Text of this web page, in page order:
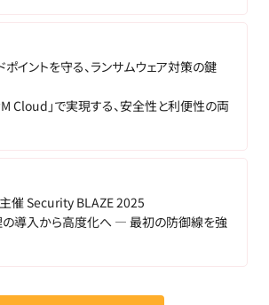
ポイントを守る、ランサムウェア対策の鍵
Cloud」で実現する、安全性と利便性の両
主催 Security BLAZE 2025
の導入から高度化へ ― 最初の防御線を強